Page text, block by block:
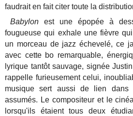
faudrait en fait citer toute la
Babylonest une épopée à
fougueuse qui exhale une fièvre
un morceau de jazz échevelé, ce
avec cette bo remarquable,
lyrique tantôt sauvage, signée
rappelle furieusement celui,
musique sert aussi de lien dans
assumés. Le compositeur et le
lorsqu'ils étaient tous deux